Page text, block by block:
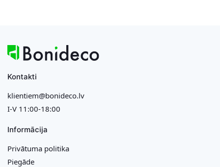
Kontakti
klientiem@bonideco.lv
I-V 11:00-18:00
Informācija
Privātuma politika
Piegāde